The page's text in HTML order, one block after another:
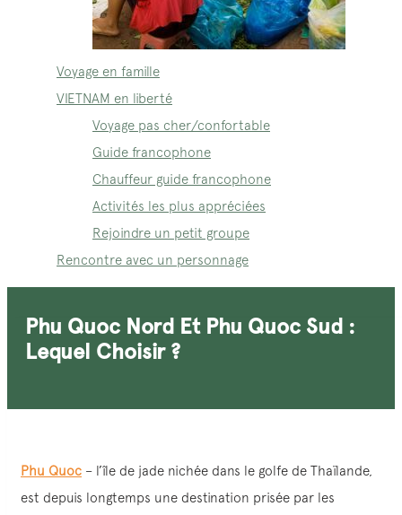
Voyage en famille
VIETNAM en liberté
Voyage pas cher/confortable
Guide francophone
Chauffeur guide francophone
Activités les plus appréciées
Rejoindre un petit groupe
Rencontre avec un personnage
Phu Quoc Nord Et Phu Quoc Sud :
Lequel Choisir ?
Phu Quoc – l’île de jade nichée dans le golfe de Thaïlande,
est depuis longtemps une destination prisée par les